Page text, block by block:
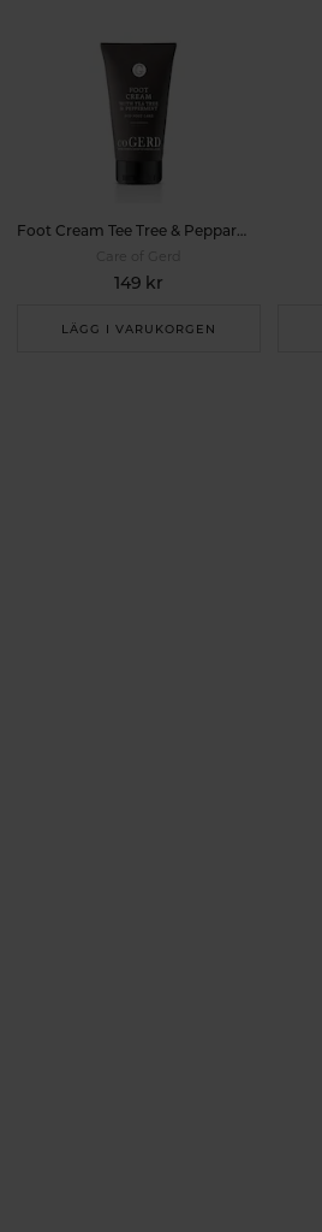
Foot Cream Tee Tree & Pepparmynt 75ml
149 kr
LÄGG I VARUKORGEN